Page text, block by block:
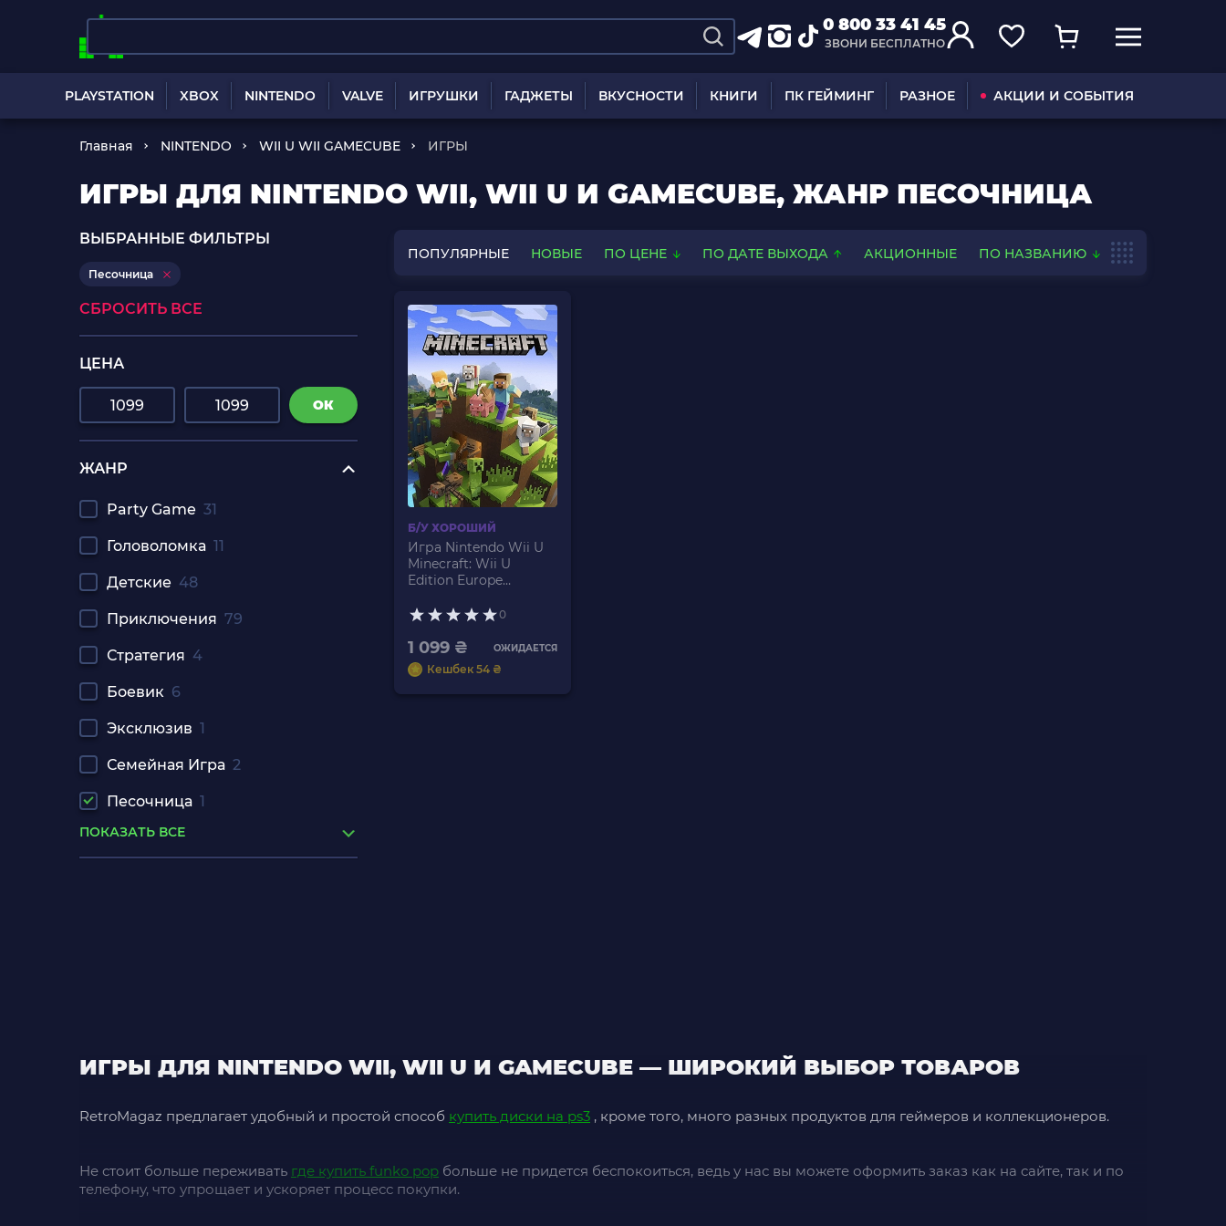
0 800 33 41 45
ЗВОНИ БЕСПЛАТНО
PLAYSTATION XBOX NINTENDO VALVE ИГРУШКИ ГАДЖЕТЫ ВКУСНОСТИ КНИГИ ПК ГЕЙМИНГ РАЗНОЕ АКЦИИ И СОБЫТИЯ
Главная NINTENDO WII U WII GAMECUBE ИГРЫ
ИГРЫ ДЛЯ NINTENDO WII, WII U И GAMECUBE, ЖАНР ПЕСОЧНИЦА
ВЫБРАННЫЕ ФИЛЬТРЫ
Песочница
СБРОСИТЬ ВСЕ
ЦЕНА
ОК
ЖАНР
Party Game 31
Головоломка 11
Детские 48
Приключения 79
Стратегия 4
Боевик 6
Эксклюзив 1
Семейная Игра 2
Песочница 1
ПОКАЗАТЬ ВСЕ
ПОПУЛЯРНЫЕ НОВЫЕ ПО ЦЕНЕ ПО ДАТЕ ВЫХОДА АКЦИОННЫЕ ПО НАЗВАНИЮ
Б/У ХОРОШИЙ
Игра Nintendo Wii U
Minecraft: Wii U
Edition Europe
Б/У
0
1 099 ₴ ОЖИДАЕТСЯ
Кешбек 54 ₴
ИГРЫ ДЛЯ NINTENDO WII, WII U И GAMECUBE — ШИРОКИЙ ВЫБОР ТОВАРОВ
RetroMagaz предлагает удобный и простой способ купить диски на ps3 , кроме того, много разных продуктов для геймеров и коллекционеров.
Не стоит больше переживать где купить funko pop больше не придется беспокоиться, ведь у нас вы можете оформить заказ как на сайте, так и по
телефону, что упрощает и ускоряет процесс покупки.